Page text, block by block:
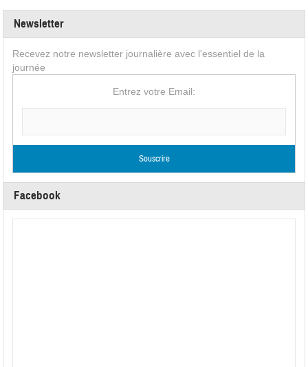
Newsletter
Recevez notre newsletter journalière avec l'essentiel de la
journée
Entrez votre Email:
Facebook